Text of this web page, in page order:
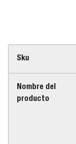
Sku
Nombre del
producto